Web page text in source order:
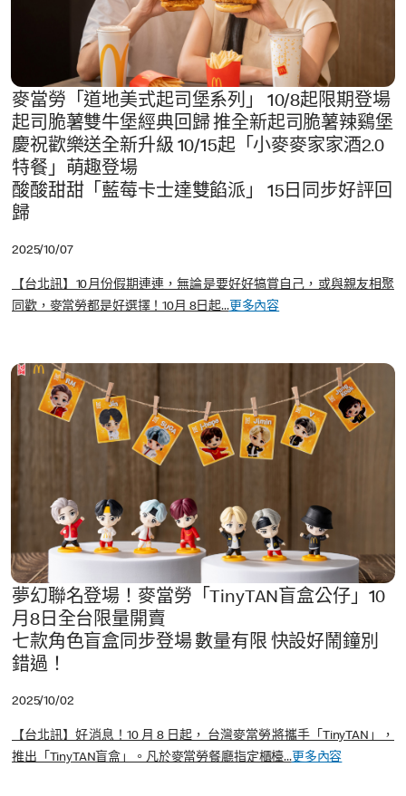
麥當勞「道地美式起司堡系列」 10/8起限期登場
起司脆薯雙牛堡經典回歸 推全新起司脆薯辣鷄堡
慶祝歡樂送全新升級 10/15起「小麥麥家家酒2.0
特餐」萌趣登場
酸酸甜甜「藍莓卡士達雙餡派」 15日同步好評回
歸
2025/10/07
【台北訊】10月份假期連連，無論是要好好犒賞自己，或與親友相聚
同歡，麥當勞都是好選擇！10月 8日起...更多內容
夢幻聯名登場！麥當勞「TinyTAN盲盒公仔」10
月8日全台限量開賣
七款角色盲盒同步登場 數量有限 快設好鬧鐘別
錯過！
2025/10/02
【台北訊】好消息！10 月 8 日起， 台灣麥當勞將攜手「TinyTAN」，
推出「TinyTAN盲盒」。凡於麥當勞餐廳指定櫃檯...更多內容